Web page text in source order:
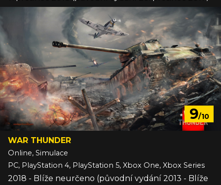
9/10
WAR THUNDER
Online, Simulace
PC, PlayStation 4, PlayStation 5, Xbox One, Xbox Series
2018 - Blíže neurčeno (původní vydání 2013 - Blíže